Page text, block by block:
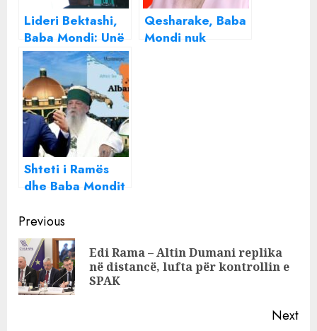
Lideri Bektashi,
Baba Mondi: Unë
e konsideroj
veten vëlla të
popullit të
Izraelit
Qesharake, Baba
Mondi nuk
Shteti i Ramës
dhe Baba Mondit
Tiranës habit dhe
turqit
Continue
Reading
Previous
Edi Rama – Altin Dumani replika
në distancë, lufta për kontrollin e
SPAK
Next